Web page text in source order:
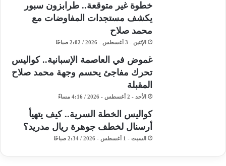
خطوة غير متوقعة.. طرابزون سبور
يكشف مستجدات المفاوضات مع
محمد صلاح
الإثنين - 3 أغسطس - 2026 / 2:02 صباحًا
غموض في العاصمة الإسبانية.. كواليس
تحرك مفاجئ يحسم وجهة محمد صلاح
المقبلة
الأحد - 2 أغسطس - 2026 / 4:16 مساءً
كواليس الخطة السرية.. كيف يتهيأ
أرسنال لخطف جوهرة ريال مدريد؟
السبت - 1 أغسطس - 2026 / 2:34 صباحًا